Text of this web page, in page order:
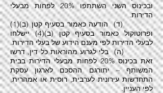
ובכינוס השני השתתפו 20% לפחות מבעלי
הדירות.
(ד) הודעה כאמור בסעיף קטן (ב)(1)
ופרוטוקול כאמור בסעיף קטן (ב)(4) יישלחו
לבעלי הדירות לפי מענם הידוע של בעלי הדירות.
(ה) בלי לגרוע מהוראות כל דין, דרשו
זאת בכינוס 20% לפחות מבעלי הדירות בבית
המשותף – יתורגם ההסכם לארגון עסקת
התחדשות עירונית לערבית, רוסית או אמהרית,
לפי העניין.